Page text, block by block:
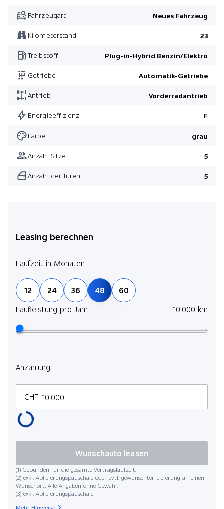
Fahrzeugart Neues Fahrzeug
Kilometerstand 23
Treibstoff Plug-in-Hybrid Benzin/Elektro
Getriebe Automatik-Getriebe
Antrieb Vorderradantrieb
Energieeffizienz F
Farbe grau
Anzahl Sitze 5
Anzahl der Türen 5
Leasing berechnen
Laufzeit in Monaten
12 24 36 48
60
Laufleistung pro Jahr
10'000 km
Anzahlung
CHF
(1) Gebunden für die gesamte Vertragslaufzeit.
(2) exkl. Ablieferungspauschale oder evtl. gewünschter Lieferung an einen
Wunschort. Alle Angaben ohne Gewähr.
(3) exkl. Ablieferungspauschale
Wunschauto leasen